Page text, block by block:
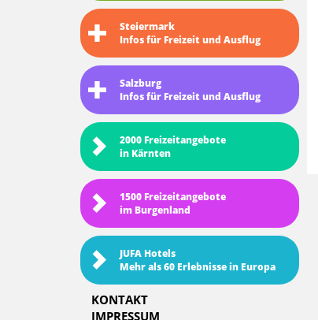
Steiermark
Infos für Freizeit und Ausflug
Salzburg
Infos für Freizeit und Ausflug
2000 Freizeitangebote
in Kärnten
1500 Freizeitangebote
im Burgenland
JUFA Hotels
Mehr als 60 Erlebnisse in Europa
KONTAKT
IMPRESSUM